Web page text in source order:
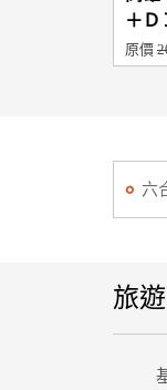
＋Ｄ
原價
六
旅